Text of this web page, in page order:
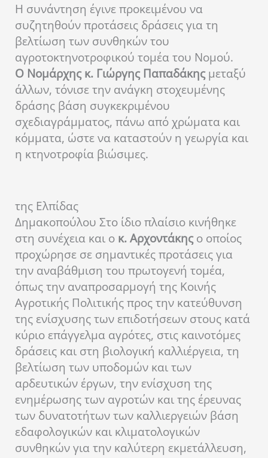
Η συνάντηση έγινε προκειμένου να
συζητηθούν προτάσεις δράσεις για τη
βελτίωση των συνθηκών του
αγροτοκτηνοτροφικού τομέα του Νομού.
Ο Νομάρχης κ. Γιώργης Παπαδάκηςμεταξύ
άλλων, τόνισε την ανάγκη στοχευμένης
δράσης βάση συγκεκριμένου
σχεδιαγράμματος, πάνω από χρώματα και
κόμματα, ώστε να καταστούν η γεωργία και
η κτηνοτροφία βιώσιμες.
της Ελπίδας
Δημακοπούλου Στο ίδιο πλαίσιο κινήθηκε
στη συνέχεια και ο κ. Αρχοντάκηςο οποίος
προχώρησε σε σημαντικές προτάσεις για
την αναβάθμιση του πρωτογενή τομέα,
όπως την αναπροσαρμογή της Κοινής
Αγροτικής Πολιτικής προς την κατεύθυνση
της ενίσχυσης των επιδοτήσεων στους κατά
κύριο επάγγελμα αγρότες, στις καινοτόμες
δράσεις και στη βιολογική καλλιέργεια, τη
βελτίωση των υποδομών και των
αρδευτικών έργων, την ενίσχυση της
ενημέρωσης των αγροτών και της έρευνας
των δυνατοτήτων των καλλιεργειών βάση
εδαφολογικών και κλιματολογικών
συνθηκών για την καλύτερη εκμετάλλευση,